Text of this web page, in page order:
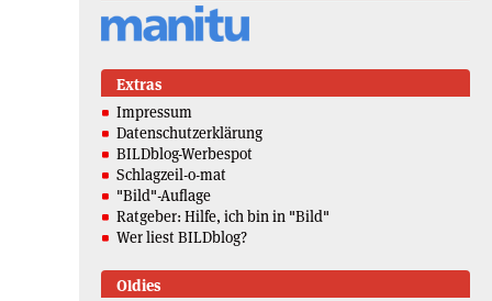
Extras
Impressum
Datenschutzerklärung
BILDblog-Werbespot
Schlagzeil-o-mat
"Bild"-Auflage
Ratgeber: Hilfe, ich bin in "Bild"
Wer liest BILDblog?
Oldies